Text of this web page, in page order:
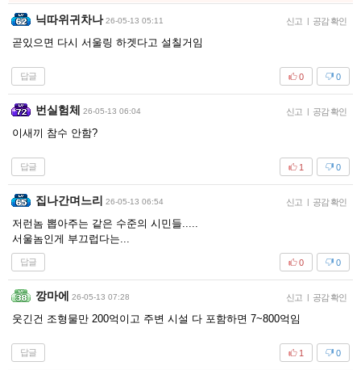
닉따위귀차나 26-05-13 05:11 신고 | 공감 확인
곧있으면 다시 서울링 하겟다고 설칠거임
답글 0
0
번실험체 26-05-13 06:04 신고 | 공감 확인
이새끼 참수 안함?
답글 0
1
집나간며느리 26-05-13 06:54 신고 | 공감 확인
저런놈 뽑아주는 같은 수준의 시민들.....
서울놈인게 부끄럽다는...
답글 0
0
깡마에 26-05-13 07:28 신고 | 공감 확인
웃긴건 조형물만 200억이고 주변 시설 다 포함하면 7~800억임
답글 0
1